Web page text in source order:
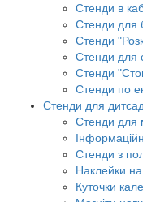
Стенди в
Стенди для
Стенди
Стенди для
Стенди
Стенди по
Стенди для
Стенди для
Стенди з
Наклейки
Куточки